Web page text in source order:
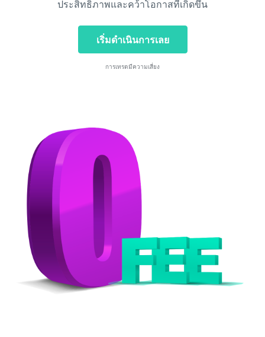
ประสิทธิภาพและคว้าโอกาสที่เกิดขึ้น
เริ่มดำเนินการเลย
การเทรดมีความเสี่ยง